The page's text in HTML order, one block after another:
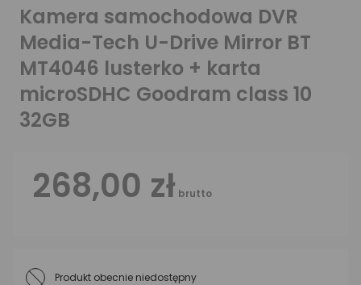
Kamera samochodowa DVR
Media-Tech U-Drive Mirror BT
MT4046 lusterko + karta
microSDHC Goodram class 10
32GB
268,00 zł brutto
Produkt obecnie niedostępny